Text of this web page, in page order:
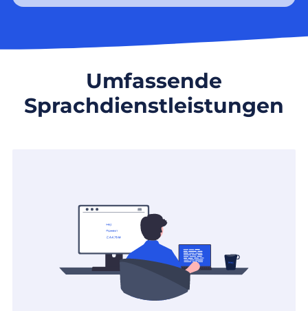
Umfassende
Sprachdienstleistungen